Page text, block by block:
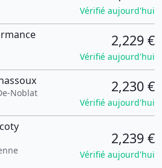
Vérifié aujourd'hui
2,229 €
Vérifié aujourd'hui
Noblat
2,230 €
Vérifié aujourd'hui
2,239 €
Vérifié aujourd'hui